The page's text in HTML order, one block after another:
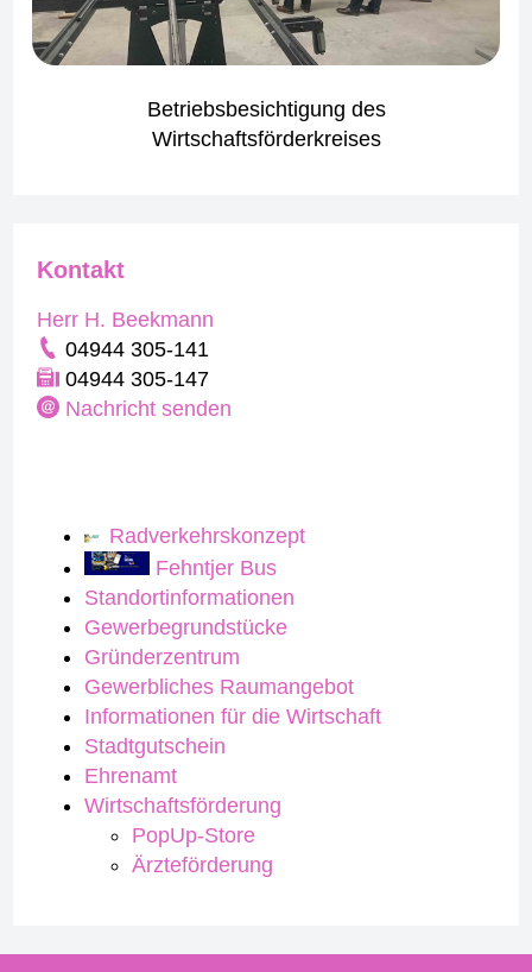
Betriebsbesichtigung des
Wirtschaftsförderkreises
Radverkehrskonzept
Fehntjer Bus
Standortinformationen
Gewerbegrundstücke
Gründerzentrum
Gewerbliches Raumangebot
Informationen für die Wirtschaft
Stadtgutschein
Ehrenamt
Wirtschaftsförderung
PopUp-Store
Ärzteförderung
Kontakt
Herr H. Beekmann
04944 305-141
04944 305-147
Nachricht senden